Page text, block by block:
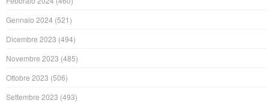
Gennaio 2024 (521)
Dicembre 2023 (494)
Novembre 2023 (485)
Ottobre 2023 (506)
Settembre 2023 (493)